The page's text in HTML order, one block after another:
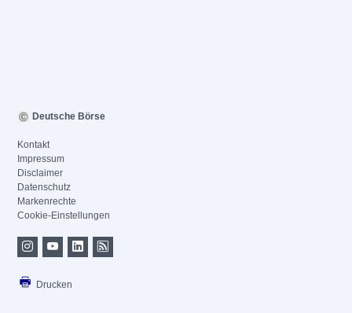
Deutsche Börse
Kontakt
Impressum
Disclaimer
Datenschutz
Markenrechte
Cookie-Einstellungen
Drucken